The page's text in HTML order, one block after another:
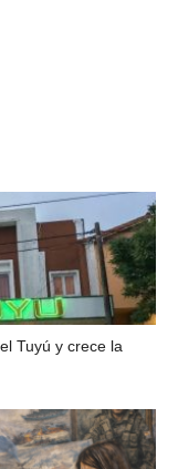
Tuyú y crece la